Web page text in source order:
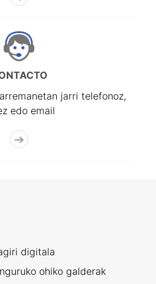
jarri telefonoz,
edo email
digitala
ohiko galderak